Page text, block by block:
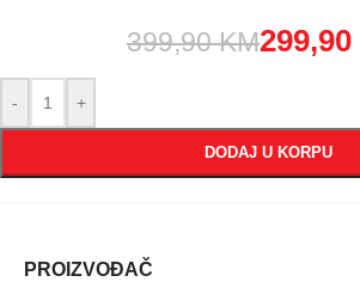
399,90KM299,90
- +
DODAJ U KORPU
PROIZVOĐAČ